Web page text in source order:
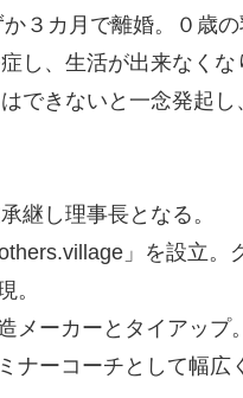
３カ月で離婚。０歳
し、生活が出来なく
できないと一念発起
継し理事長となる。
」を設立。
。
メーカーとタイアップ。
ーコーチとして幅広